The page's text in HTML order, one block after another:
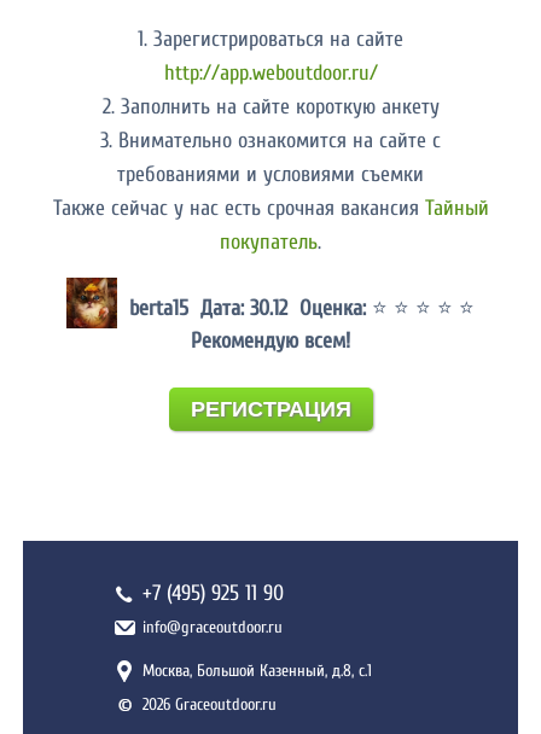
1. Зарегистрироваться на сайте
http://app.weboutdoor.ru/
2. Заполнить на сайте короткую анкету
3. Внимательно ознакомится на сайте с
требованиями и условиями съемки
Также сейчас у нас есть срочная вакансия Тайный
покупатель.
berta15 Дата: 30.12 Оценка: ⭐ ⭐ ⭐ ⭐ ⭐
Рекомендую всем!
РЕГИСТРАЦИЯ
+7 (495) 925 11 90
info@graceoutdoor.ru
Москва, Большой Казенный, д.8, с.1
2026 Graceoutdoor.ru